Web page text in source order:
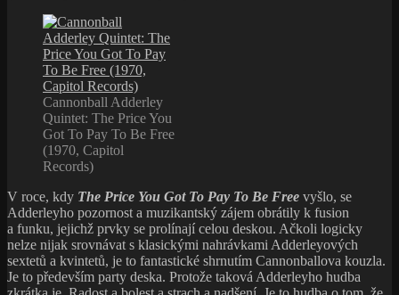
Cannonball Adderley
Quintet: The Price You
Got To Pay To Be Free
(1970, Capitol
Records)
V roce, kdy The Price You Got To Pay To Be Free vyšlo, se
Adderleyho pozornost a muzikantský zájem obrátily k fusion
a funku, jejichž prvky se prolínají celou deskou. Ačkoli logicky
nelze nijak srovnávat s klasickými nahrávkami Adderleyových
sextetů a kvintetů, je to fantastické shrnutím Cannonballova kouzla.
Je to především party deska. Protože taková Adderleyho hudba